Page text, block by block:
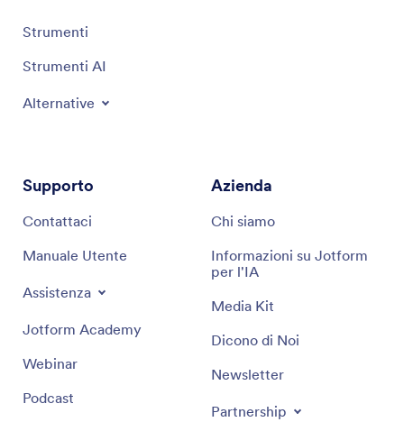
Strumenti
Strumenti AI
Alternative
Supporto
Contattaci
Manuale Utente
Assistenza
Jotform Academy
Webinar
Podcast
Azienda
Chi siamo
Informazioni su Jotform
per l'IA
Media Kit
Dicono di Noi
Newsletter
Partnership